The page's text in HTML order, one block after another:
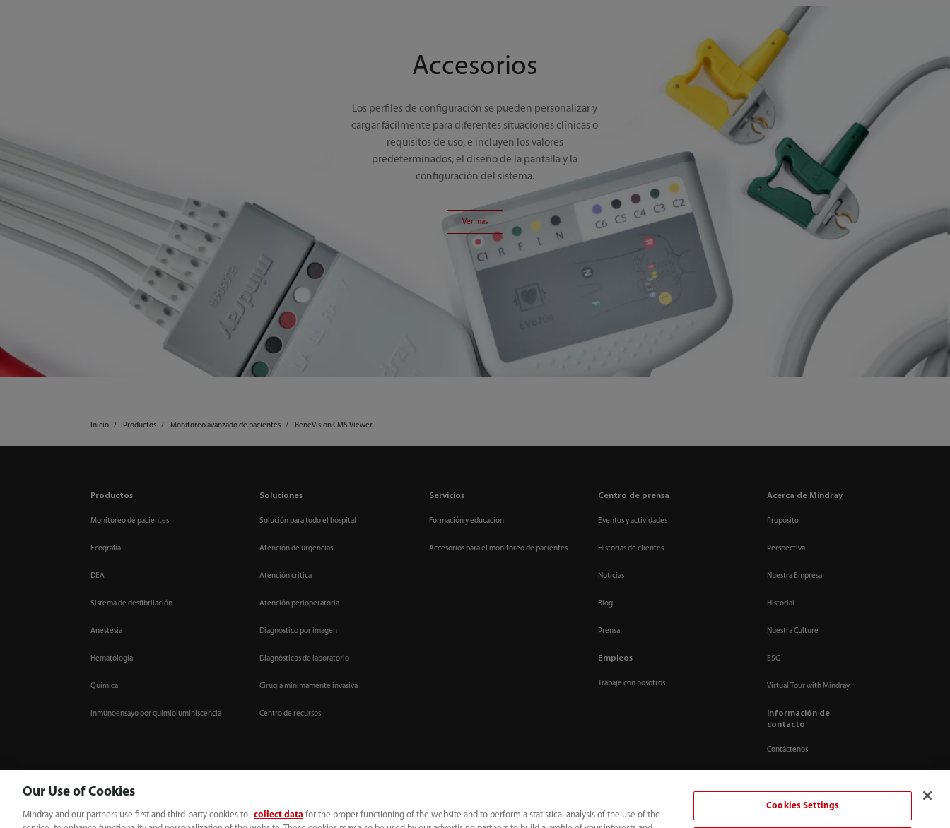
Accesorios
Los perfiles de configuración se pueden personalizar y
cargar fácilmente para diferentes situaciones clínicas o
requisitos de uso, e incluyen los valores
predeterminados, el diseño de la pantalla y la
configuración del sistema.
Ver más
Inicio Productos Monitoreo avanzado de pacientes BeneVision CMS Viewer
Productos
Monitoreo de pacientes
Ecografía
DEA
Sistema de desfibrilación
Anestesia
Hematología
Química
Inmunoensayo por quimioluminiscencia
Soluciones
Solución para todo el hospital
Atención de urgencias
Atención crítica
Atención perioperatoria
Diagnóstico por imagen
Diagnósticos de laboratorio
Cirugía mínimamente invasiva
Centro de recursos
Servicios
Formación y educación
Accesorios para el monitoreo de pacientes
Centro de prensa
Eventos y actividades
Historias de clientes
Noticias
Blog
Prensa
Empleos
Trabaje con nosotros
Acerca de Mindray
Propósito
Perspectiva
Nuestra Empresa
Historial
Nuestra Culture
ESG
Virtual Tour with Mindray
Información de
contacto
Contáctenos
Our Use of Cookies
Mindray and our partners use first and third-party cookies to collect data for the proper functioning of the website and to perform a statistical analysis of the use of the
Cookies Settings